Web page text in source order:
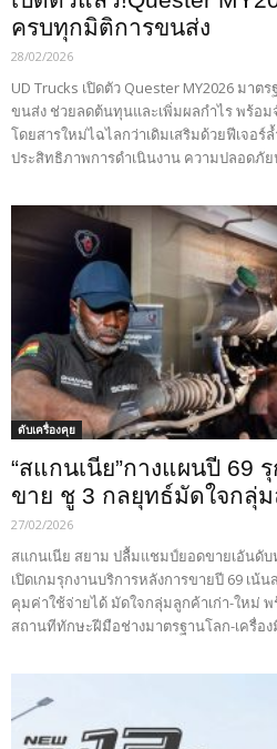
ครบทุกมิติการขนส่ง
28/02/2026
UD Trucks เปิดตัว Quester MY2026 มา
ขนส่ง ช่วยลดต้นทุนและเพิ่มผลกำไร พร้อมจั
โดยสารใหม่ไฉไลกว่าเดิมเสริมด้วยฟีเจอร์
ประสิทธิภาพการดำเนินงาน ความปลอดภั
ดับเครื่องคุย
“สแกนเนีย”กางแผนปี 69
ขาย ชู 3 กลยุทธ์มัดใจกลุ่ม
27/02/2026
สแกนเนีย สยาม ปลื้มแชมป์ยอดขายเอันดับ
เปิดเกมรุกงานบริการหลังการขายปี 69 เน้
คุมค่าใช้จ่ายได้ มัดใจกลุ่มลูกค้าเก่า-ใหม่
สถานทีทักษะฝีมือช่างมาตรฐานโลก-เครื่อ